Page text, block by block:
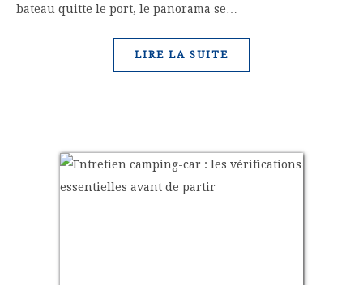
bateau quitte le port, le panorama se…
LIRE LA SUITE